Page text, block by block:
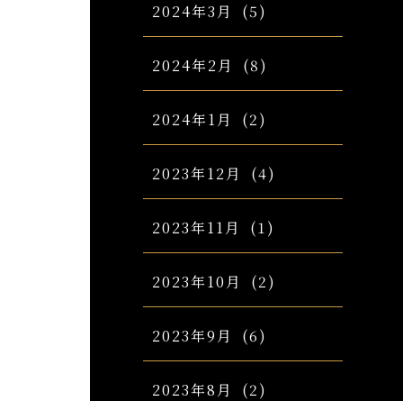
2024年3月 (5)
2024年2月 (8)
2024年1月 (2)
2023年12月 (4)
2023年11月 (1)
2023年10月 (2)
2023年9月 (6)
2023年8月 (2)